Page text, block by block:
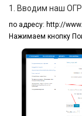
1. Вводим наш
по адресу: http://
Нажимаем кнопку